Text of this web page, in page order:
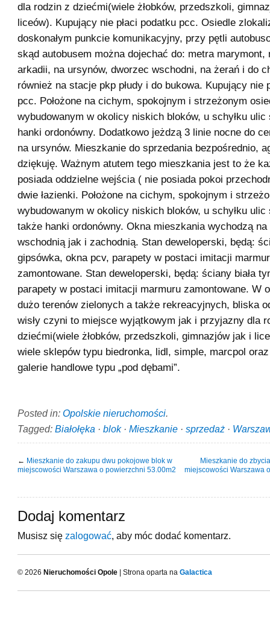
dla rodzin z dziećmi(wiele żłobków, przedszkoli,
liceów). Kupujący nie płaci podatku pcc. Osiedle
doskonałym punkcie komunikacyjny, przy pętli
skąd autobusem można dojechać do: metra marymont,
arkadii, na ursynów, dworzec wschodni, na żerań i do
również na stacje pkp płudy i do bukowa. Kupujący nie
pcc. Położone na cichym, spokojnym i strzeżonym
wybudowanym w okolicy niskich bloków, u schyłku ulic
hanki ordonówny. Dodatkowo jeżdzą 3 linie nocne do
na ursynów. Mieszkanie do sprzedania bezpośrednio,
dziękuję. Ważnym atutem tego mieszkania jest to że
posiada oddzielne wejścia ( nie posiada pokoi
dwie łazienki. Położone na cichym, spokojnym i
wybudowanym w okolicy niskich bloków, u schyłku ulic
także hanki ordonówny. Okna mieszkania wychodzą na
wschodnią jak i zachodnią. Stan deweloperski, będą:
gipsówka, okna pcv, parapety w postaci imitacji
zamontowane. Stan deweloperski, będą: ściany biała
parapety w postaci imitacji marmuru zamontowane. W
dużo terenów zielonych a także rekreacyjnych, bliska
wisły czyni to miejsce wyjątkowym jak i przyjazny dla
dziećmi(wiele żłobków, przedszkoli, gimnazjów jak i
wiele sklepów typu biedronka, lidl, simple, marcpol
galerie handlowe typu „pod dębami”.
Posted in: Opolskie nieruchomości.
Tagged: Białołęka · blok· Mieszkanie · sprzedaż ·
← Mieszkanie do zakupu dwu pokojowe blok w
miejscowości Warszawa o powierzchni 53.00m2
Mieszkanie do
miejscowości Warszawa
Dodaj komentarz
Musisz się zalogować , aby móc dodać komentarz.
© 2026 Nieruchomości Opole | Strona oparta na Galactica